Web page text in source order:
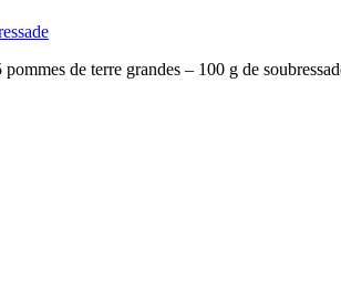
pommes de terre grandes – 100 g de